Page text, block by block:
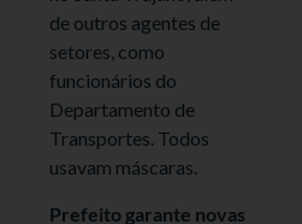
de outros agentes de
setores, como
funcionários do
Departamento de
Transportes. Todos
usavam máscaras.
Prefeito garante novas